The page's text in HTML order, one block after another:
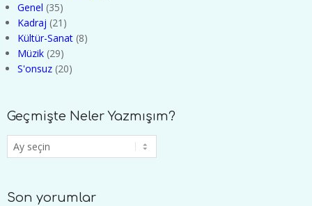
Genel (35)
Kadraj (21)
Kültür-Sanat (8)
Müzik (29)
S'onsuz (20)
Geçmişte Neler Yazmışım?
Geçmişte
Neler
Son yorumlar